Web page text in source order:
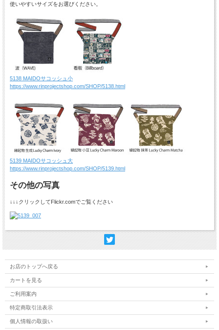
使いやすいサイズをお選びください。
5138 MAIDOサコッシュ小
https://www.rinprojectshop.com/SHOP/5138.html
5139 MAIDOサコッシュ大
https://www.rinprojectshop.com/SHOP/5139.html
その他の写真
↓↓↓クリックしてFlickr.comでご覧ください
お店のトップへ戻る
カートを見る
ご利用案内
特定商取引法表示
個人情報の取扱い